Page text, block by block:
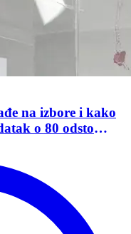
na izbore i kako
o 80 odsto